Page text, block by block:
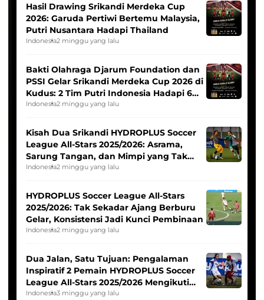
Hasil Drawing Srikandi Merdeka Cup
2026: Garuda Pertiwi Bertemu Malaysia,
Putri Nusantara Hadapi Thailand
Indonesia2 minggu yang lalu
Bakti Olahraga Djarum Foundation dan
PSSI Gelar Srikandi Merdeka Cup 2026 di
Kudus: 2 Tim Putri Indonesia Hadapi 6
Tim Asia
Indonesia2 minggu yang lalu
Kisah Dua Srikandi HYDROPLUS Soccer
League All-Stars 2025/2026: Asrama,
Sarung Tangan, dan Mimpi yang Tak
Pernah Padam
Indonesia2 minggu yang lalu
HYDROPLUS Soccer League All-Stars
2025/2026: Tak Sekadar Ajang Berburu
Gelar, Konsistensi Jadi Kunci Pembinaan
Indonesia2 minggu yang lalu
Dua Jalan, Satu Tujuan: Pengalaman
Inspiratif 2 Pemain HYDROPLUS Soccer
League All-Stars 2025/2026 Mengikuti
Seleksi Timnas Indonesia Putri
Indonesia3 minggu yang lalu